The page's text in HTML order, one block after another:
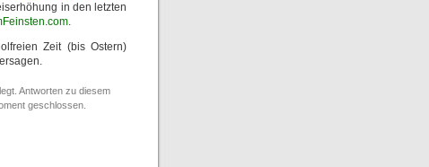
in den letzten
.
Zeit (bis Ostern)
Antworten zu diesem
geschlossen.